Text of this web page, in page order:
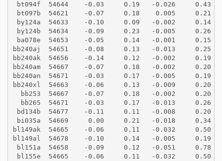
bt094f  54644    -0.03     0.19   -0.026     0.43
bt097b  54621    -0.07     0.18    0.005     0.21
by124a  54633    -0.10     0.09   -0.002     0.14
by124b  54634    -0.09     0.23   -0.005     0.26
ba078e  54653    -0.05     0.14   -0.001     0.15
bb240aj  54651    -0.08     0.13   -0.013     0.25
bb240ak  54656    -0.14     0.12   -0.002     0.19
bb240am  54667    -0.07     0.18   -0.002     0.20
bb240an  54671    -0.03     0.17   -0.005     0.19
bb240xl  54663    -0.06     0.13   -0.009     0.20
  bb253  54667    -0.07     0.18   -0.002     0.20
  bb265  54671    -0.03     0.17   -0.013     0.26
bd134b  54677    -0.11     0.11   -0.008     0.20
bi035a  54669     0.00     0.21   -0.018     0.34
bl149ak  54665    -0.06     0.11   -0.032     0.50
bl149al  54678    -0.10     0.14   -0.005     0.19
bl151a  54658    -0.09     0.12   -0.051     0.78
bl155e  54665    -0.06     0.11   -0.032     0.50